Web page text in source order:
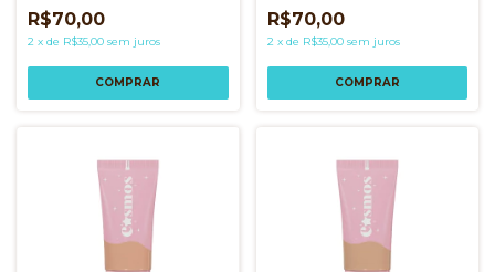
R$70,00
2 x de R$35,00 sem juros
R$70,00
2 x de R$35,00 sem juros